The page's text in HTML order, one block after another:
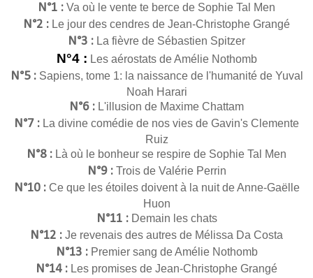
N°1 : Va où le vente te berce de Sophie Tal Men
N°2 : Le jour des cendres de Jean-Christophe Grangé
N°3 : La fièvre de Sébastien Spitzer
N°4 : Les aérostats de Amélie Nothomb
N°5 : Sapiens, tome 1: la naissance de l'humanité de Yuval
Noah Harari
N°6 : L'illusion de Maxime Chattam
N°7 : La divine comédie de nos vies de Gavin's Clemente
Ruiz
N°8 : Là où le bonheur se respire de Sophie Tal Men
N°9 : Trois de Valérie Perrin
N°10 : Ce que les étoiles doivent à la nuit de Anne-Gaëlle
Huon
N°11 : Demain les chats
N°12 : Je revenais des autres de Mélissa Da Costa
N°13 : Premier sang de Amélie Nothomb
N°14 : Les promises de Jean-Christophe Grangé